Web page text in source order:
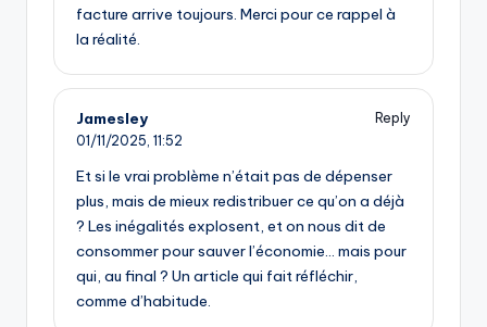
facture arrive toujours. Merci pour ce rappel à
la réalité.
Jamesley
Reply
01/11/2025, 11:52
Et si le vrai problème n’était pas de dépenser
plus, mais de mieux redistribuer ce qu’on a déjà
? Les inégalités explosent, et on nous dit de
consommer pour sauver l’économie… mais pour
qui, au final ? Un article qui fait réfléchir,
comme d’habitude.